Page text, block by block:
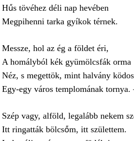
Hűs tövéhez déli nap hevében
Megpihenni tarka gyíkok térnek.
Messze, hol az ég a földet éri,
A homályból kék gyümölcsfák orma
Néz, s megettök, mint halvány
Egy-egy város templomának tornya.
Szép vagy, alföld, legalább nekem
Itt ringatták bölcsőm, itt születtem.